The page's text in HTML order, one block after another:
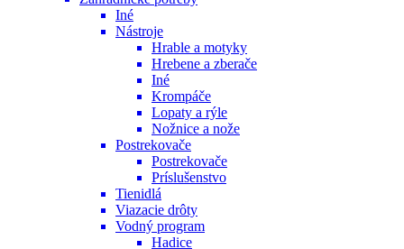
Iné
Nástroje
Hrable a motyky
Hrebene a zberače
Iné
Krompáče
Lopaty a rýle
Nožnice a nože
Postrekovače
Postrekovače
Príslušenstvo
Tienidlá
Viazacie drôty
Vodný program
Hadice